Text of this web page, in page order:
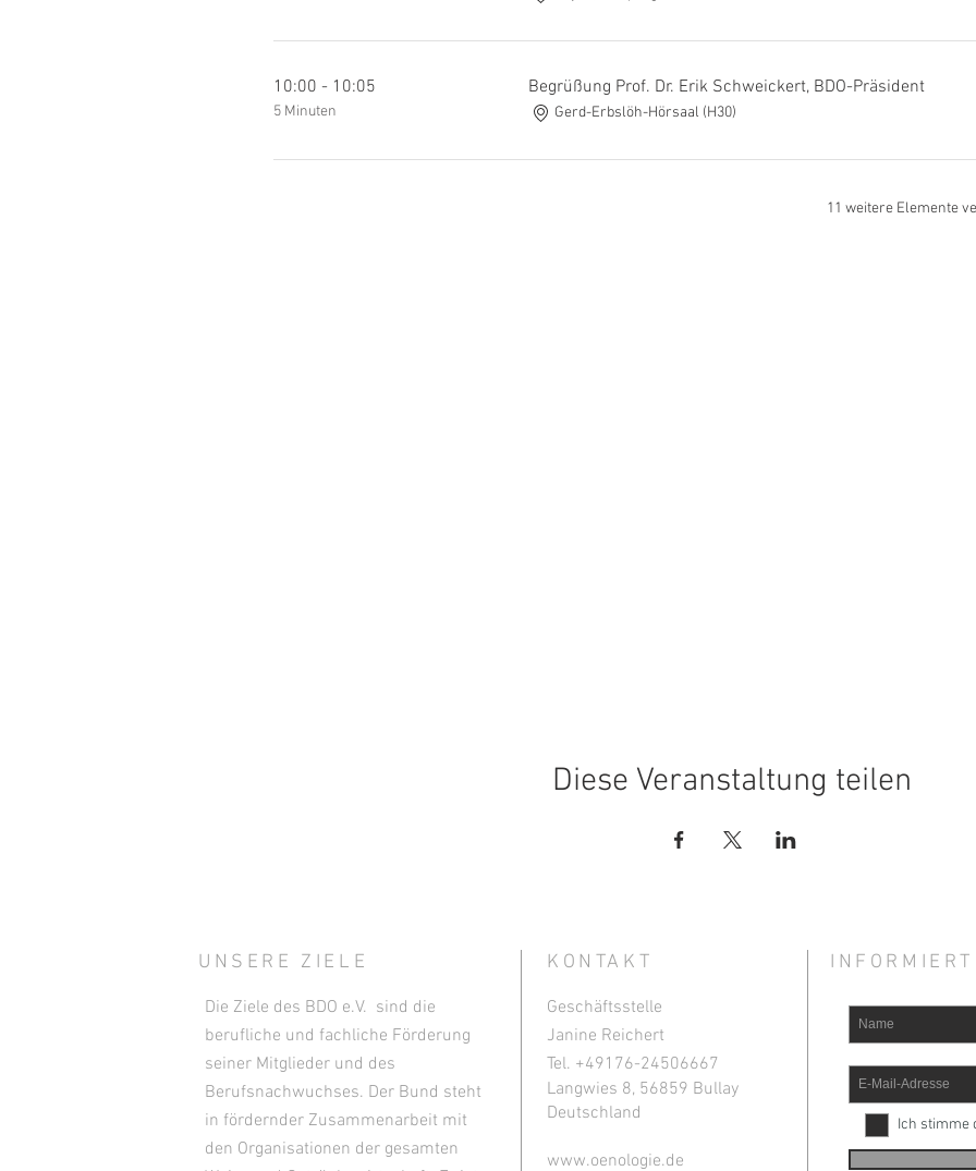
10:00 - 10:05
5 Minuten
Begrüßung Prof. Dr. Erik Schweickert, BDO-Präsident
Gerd-Erbslöh-Hörsaal (H30)
11 weitere Elemente
Diese Veranstaltung teilen
UNSERE ZIELE
Die Ziele des BDO e.V. sind die
berufliche und fachliche Förderung
seiner Mitglieder und des
Berufsnachwuchses. Der Bund steht
in fördernder Zusammenarbeit mit
den Organisationen der gesamten
KONTAKT
Geschäftsstelle
Janine Reichert
Tel. +49176-24506667
Langwies 8, 56859 Bullay
Deutschland
www.oenologie.de
Ich stimme